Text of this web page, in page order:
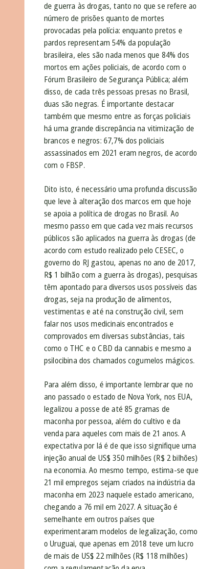
de guerra às drogas, tanto no que se refere ao
número de prisões quanto de mortes
provocadas pela polícia: enquanto pretos e
pardos representam 54% da população
brasileira, eles são nada menos que 84% dos
mortos em ações policiais, de acordo com o
Fórum Brasileiro de Segurança Pública; além
disso, de cada três pessoas presas no Brasil,
duas são negras. É importante destacar
também que mesmo entre as forças policiais
há uma grande discrepância na vitimização de
brancos e negros: 67,7% dos policiais
assassinados em 2021 eram negros, de acordo
com o FBSP.
Dito isto, é necessário uma profunda discussão
que leve à alteração dos marcos em que hoje
se apoia a política de drogas no Brasil. Ao
mesmo passo em que cada vez mais recursos
públicos são aplicados na guerra às drogas (de
acordo com estudo realizado pelo CESEC, o
governo do RJ gastou, apenas no ano de 2017,
R$ 1 bilhão com a guerra às drogas), pesquisas
têm apontado para diversos usos possíveis das
drogas, seja na produção de alimentos,
vestimentas e até na construção civil, sem
falar nos usos medicinais encontrados e
comprovados em diversas substâncias, tais
como o THC e o CBD da cannabis e mesmo a
psilocibina dos chamados cogumelos mágicos.
Para além disso, é importante lembrar que no
ano passado o estado de Nova York, nos EUA,
legalizou a posse de até 85 gramas de
maconha por pessoa, além do cultivo e da
venda para aqueles com mais de 21 anos. A
expectativa por lá é de que isso signifique uma
injeção anual de US$ 350 milhões (R$ 2 bilhões)
na economia. Ao mesmo tempo, estima-se que
21 mil empregos sejam criados na indústria da
maconha em 2023 naquele estado americano,
chegando a 76 mil em 2027. A situação é
semelhante em outros países que
experimentaram modelos de legalização, como
o Uruguai, que apenas em 2018 teve um lucro
de mais de US$ 22 milhões (R$ 118 milhões)